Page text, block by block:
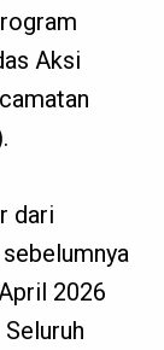
Aksi
dari
2026